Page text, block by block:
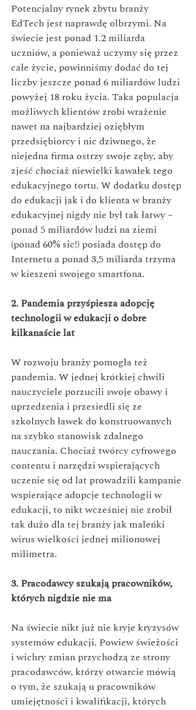
Potencjalny rynek zbytu branży
EdTech jest naprawdę olbrzymi. Na
świecie jest ponad 1.2 miliarda
uczniów, a ponieważ uczymy się przez
całe życie, powinniśmy dodać do tej
liczby jeszcze ponad 6 miliardów ludzi
powyżej 18 roku życia. Taka populacja
możliwych klientów zrobi wrażenie
nawet na najbardziej oziębłym
przedsiębiorcy i nic dziwnego, że
niejedna firma ostrzy swoje zęby, aby
zjeść chociaż niewielki kawałek tego
edukacyjnego tortu. W dodatku dostęp
do edukacji jak i do klienta w branży
edukacyjnej nigdy nie był tak łatwy –
ponad 5 miliardów ludzi na ziemi
(ponad 60% sic!) posiada dostęp do
Internetu a ponad 3,5 miliarda trzyma
w kieszeni swojego smartfona.
2. Pandemia przyśpiesza adopcję
technologii w edukacji o dobre
kilkanaście lat
W rozwoju branży pomogła też
pandemia. W jednej krótkiej chwili
nauczyciele porzucili swoje obawy i
uprzedzenia i przesiedli się ze
szkolnych ławek do konstruowanych
na szybko stanowisk zdalnego
nauczania. Chociaż twórcy cyfrowego
contentu i narzędzi wspierających
uczenie się od lat prowadzili kampanie
wspierające adopcje technologii w
edukacji, to nikt wcześniej nie zrobił
tak dużo dla tej branży jak maleńki
wirus wielkości jednej milionowej
milimetra.
3. Pracodawcy szukają pracowników,
których nigdzie nie ma
Na świecie nikt już nie kryje kryzysów
systemów edukacji. Powiew świeżości
i wichry zmian przychodzą ze strony
pracodawców, którzy otwarcie mówią
o tym, że szukają u pracowników
umiejętności i kwalifikacji, których